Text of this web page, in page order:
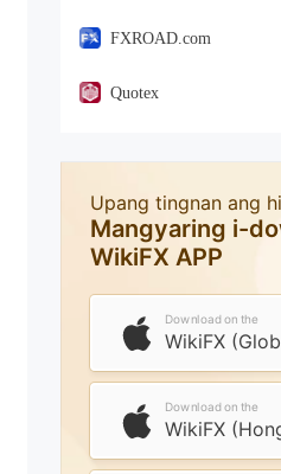
FXROAD.com
Quotex
Upang tingnan ang
Mangyaring i-
WikiFX APP
Download on the
WikiFX
Download on the
WikiFX